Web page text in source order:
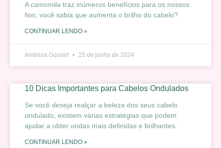
A camomila traz inúmeros benefícios para os nossos
fios, você sabia que aumenta o brilho do cabelo?
CONTINUAR LENDO »
Andreza Goulart 25 de junho de 2024
10 Dicas Importantes para Cabelos Ondulados
Se você deseja realçar a beleza dos seus cabelo
ondulado, existem várias estratégias que podem
ajudar a obter ondas mais definidas e brilhantes.
CONTINUAR LENDO »